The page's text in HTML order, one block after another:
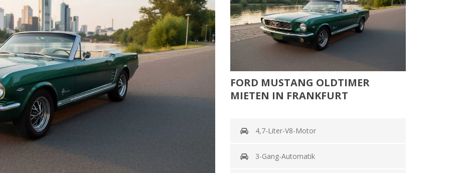
FORD MUSTANG OLDTIMER
MIETEN IN FRANKFURT
4,7-Liter-V8-Motor
3-Gang-Automatik